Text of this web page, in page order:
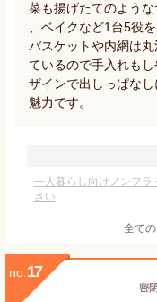
菜も揚げたてのよう
、ベイクなど1台5役
バスケットや内網は
ているので手入れも
ザインで出しっぱな
魅力です。
一人暮らし向けノンフラ
さい
全て
no. 17
密